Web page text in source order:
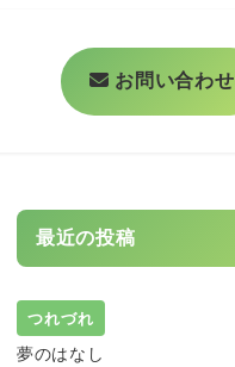
お問い合わせ
最近の投稿
つれづれ
夢のはなし